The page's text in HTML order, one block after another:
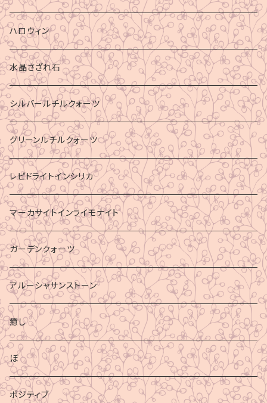
ハロウィン
水晶さざれ石
シルバールチルクォーツ
グリーンルチルクォーツ
レピドライトインシリカ
マーカサイトインライモナイト
ガーデンクォーツ
アルーシャサンストーン
癒し
ぼ
ポジティブ